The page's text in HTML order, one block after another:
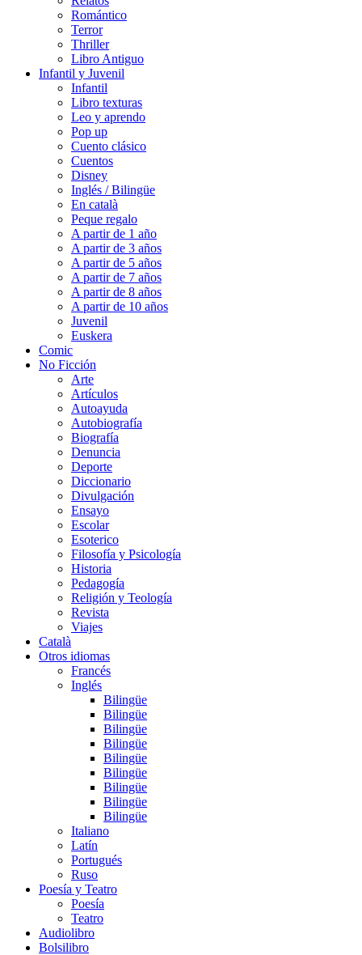
Romántico
Terror
Thriller
Libro Antiguo
Infantil y Juvenil
Infantil
Libro texturas
Leo y aprendo
Pop up
Cuento clásico
Cuentos
Disney
Inglés / Bilingüe
En català
Peque regalo
A partir de 1 año
A partir de 3 años
A partir de 5 años
A partir de 7 años
A partir de 8 años
A partir de 10 años
Juvenil
Euskera
Comic
No Ficción
Arte
Artículos
Autoayuda
Autobiografía
Biografía
Denuncia
Deporte
Diccionario
Divulgación
Ensayo
Escolar
Esoterico
Filosofía y Psicología
Historia
Pedagogía
Religión y Teología
Revista
Viajes
Català
Otros idiomas
Francés
Inglés
Bilingüe
Bilingüe
Bilingüe
Bilingüe
Bilingüe
Bilingüe
Bilingüe
Bilingüe
Bilingüe
Italiano
Latín
Portugués
Ruso
Poesía y Teatro
Poesía
Teatro
Audiolibro
Bolsilibro